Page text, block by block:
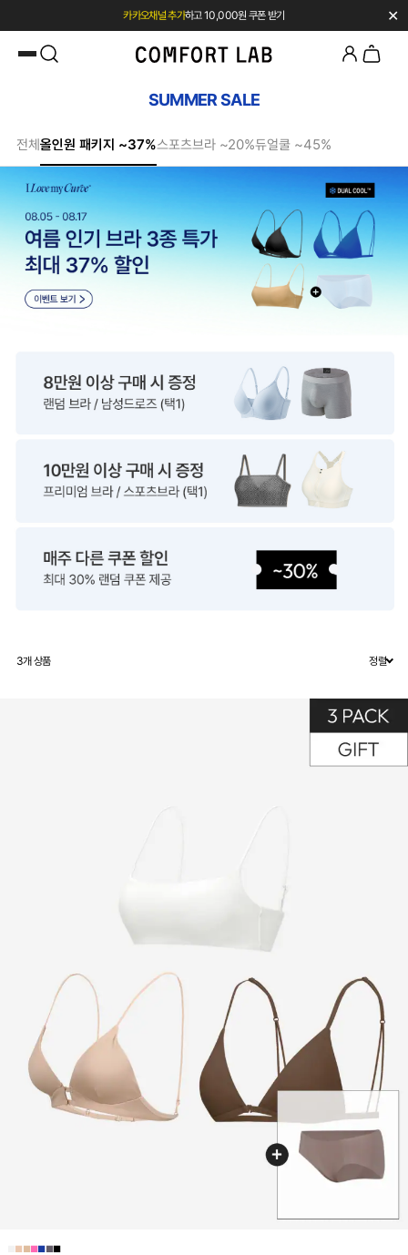
카카오채널 추가하고 10,000원 쿠폰 받기
첫 구매 시 베스트셀러 50% 즉시 할인
✕
SUMMER SALE
전체올인원 패키지 ~37%스포츠브라 ~20%듀얼쿨 ~45%
3개 상품 정렬
■■■■■■